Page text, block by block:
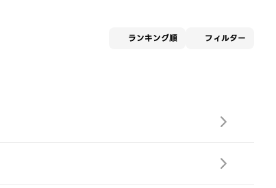
ランキング順 フィルター